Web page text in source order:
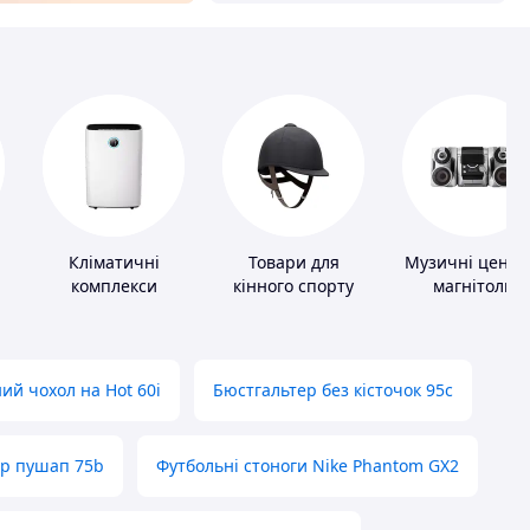
Кліматичні
комплекси
Товари для
кінного спорту
Музичні
магнітоли
чохол на Hot 60i Бюстгальтер без кісточок 95с
пушап 75b Футбольні стоноги Nike Phantom GX2